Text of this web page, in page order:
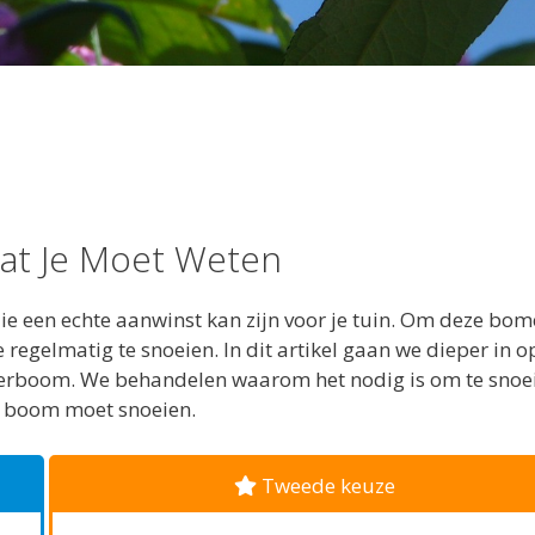
Je Moet Weten
een echte aanwinst kan zijn voor je tuin. Om deze
te snoeien. In dit artikel gaan we dieper in
We behandelen waarom het nodig is om te
moet snoeien.
Tweede keuze